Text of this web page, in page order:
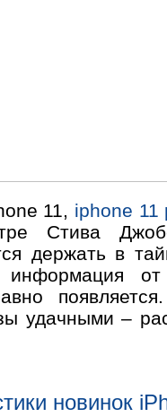
11, iphone 11
Стива
держать в
от
удачными –
новинок